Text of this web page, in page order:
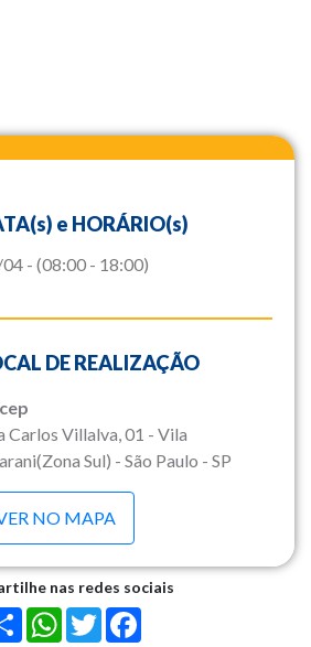
e HORÁRIO(s)
- (08:00 - 18:00)
DE REALIZAÇÃO
Carlos Villalva, 01 - Vila
Sul) - São Paulo - SP
NO MAPA
nas redes sociais
Share WhatsApp
Twitter